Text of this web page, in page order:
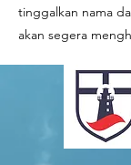
tinggalkan nama
akan segera